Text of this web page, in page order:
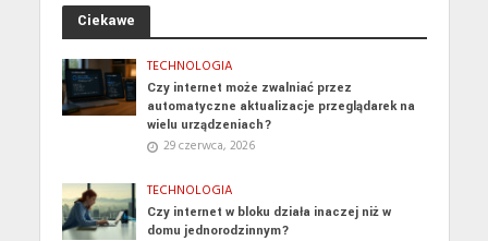
Ciekawe
TECHNOLOGIA
Czy internet może zwalniać przez
automatyczne aktualizacje przeglądarek na
wielu urządzeniach?
29 czerwca, 2026
TECHNOLOGIA
Czy internet w bloku działa inaczej niż w
domu jednorodzinnym?